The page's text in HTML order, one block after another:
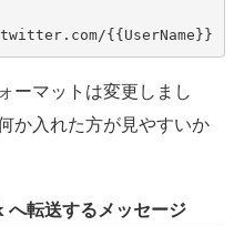
{{UserName}}
ーマットは変更しまし
か入れた方が見やすいか
転送するメッセージ